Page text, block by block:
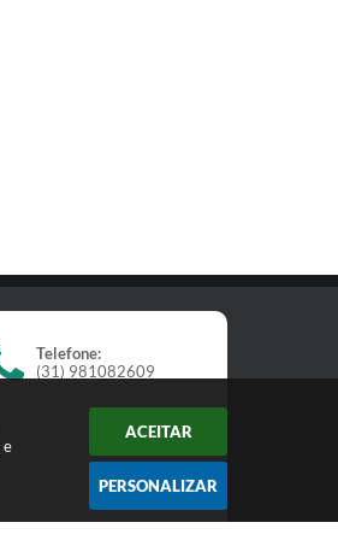
e
ACEITAR
PERSONALIZAR
Telefone:
(31) 981082609